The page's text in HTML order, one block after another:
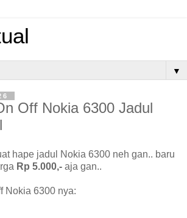
▼
Off Nokia 6300 Jadul
hape jadul Nokia 6300 neh gan.. baru
Rp 5.000,- aja gan..
Nokia 6300 nya: